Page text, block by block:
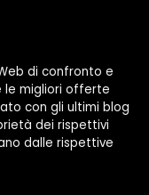
di confronto e
le migliori offerte
con gli ultimi blog
dei rispettivi
dalle rispettive